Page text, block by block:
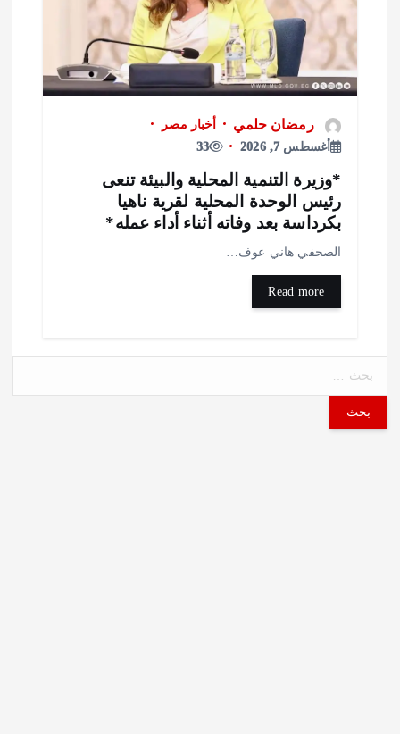
رمضان حلمي
أخبار مصر
33
التنمية المحلية والبيئة تنعى
الوحدة المحلية لقرية ناهيا
بعد وفاته أثناء أداء عمله*
هاني عوف…